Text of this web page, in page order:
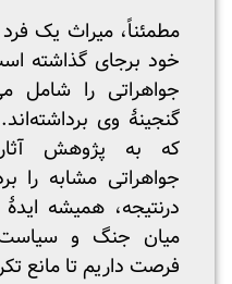
مطمئناً، میراث یک
خود برجای گذاشته
جواهراتی را شامل
گنجینۀ وی
که به پژوهش آثار
جواهراتی مشابه را
درنتیجه، همیشه
میان جنگ و
فرصت داریم تا مانع